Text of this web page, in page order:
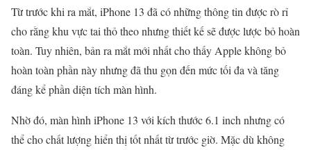
Từ trước khi ra mắt, iPhone 13 đã có những thông tin được rò rỉ
cho rằng khu vực tai thỏ theo nhưng thiết kế sẽ được lược bỏ hoàn
toàn. Tuy nhiên, bản ra mắt mới nhất cho thấy Apple không bỏ
hoàn toàn phần này nhưng đã thu gọn đến mức tối đa và tăng
đáng kể phần diện tích màn hình.
Nhờ đó, màn hình iPhone 13 với kích thước 6.1 inch nhưng có
thể cho chất lượng hiển thị tốt nhất từ trước giờ. Mặc dù không